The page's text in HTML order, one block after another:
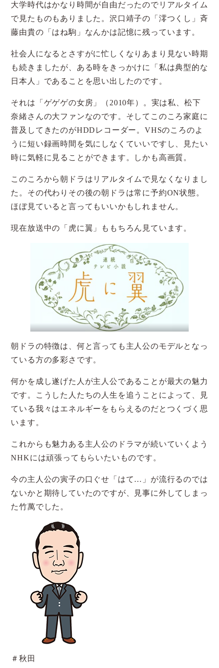
大学時代はかなり時間が自由だったのでリアルタイム
で見たものもありました。沢口靖子の「澪つくし」斉
藤由貴の「はね駒」なんかは記憶に残っています。
社会人になるとさすがに忙しくなりあまり見ない時期
も続きましたが、ある時をきっかけに「私は典型的な
日本人」であることを思い出したのです。
それは「ゲゲゲの女房」（2010年）。実は私、松下
奈緒さんの大ファンなのです。そしてこのころ家庭に
普及してきたのがHDDレコーダー。VHSのころのよ
うに短い録画時間を気にしなくていいですし、見たい
時に気軽に見ることができます。しかも高画質。
このころから朝ドラはリアルタイムで見なくなりまし
た。その代わりその後の朝ドラは常に予約ON状態。
ほぼ見ていると言ってもいいかもしれません。
現在放送中の「虎に翼」ももちろん見ています。
朝ドラの特徴は、何と言っても主人公のモデルとなっ
ている方の多彩さです。
何かを成し遂げた人が主人公であることが最大の魅力
です。こうした人たちの人生を追うことによって、見
ている我々はエネルギーをもらえるのだとつくづく思
います。
これからも魅力ある主人公のドラマが続いていくよう
NHKには頑張ってもらいたいものです。
今の主人公の寅子の口ぐせ「はて…」が流行るのでは
ないかと期待していたのですが、見事に外してしまっ
た竹萬でした。
＃秋田